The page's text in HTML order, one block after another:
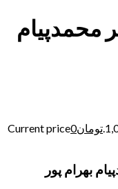
محمدپیام
تومان0
Current price
بهرام پور